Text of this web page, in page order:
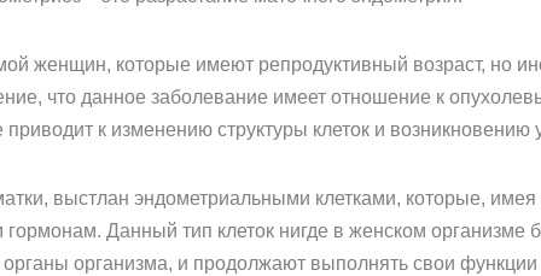
женщин, которые имеют репродуктивный возраст, но
что данное заболевание имеет отношение к
приводит к изменению структуры клеток и возникновению
выстлан эндометриальными клетками, которые,
Данный тип клеток нигде в женском организме
органы организма, и продолжают выполнять свои